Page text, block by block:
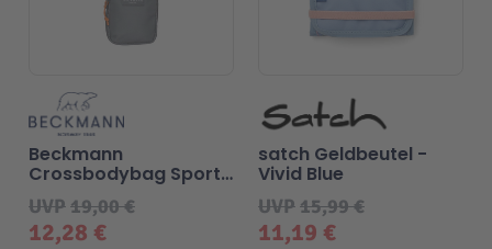
12,28 €
UVP19,00 €
Beckmann
Crossbodybag Sport
- Green Orange
11,19 €
UVP15,99 €
satch Geldbeutel -
Vivid Blue